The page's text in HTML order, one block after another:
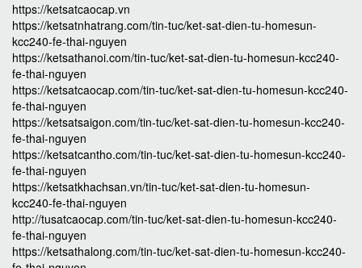
https://ketsatcaocap.vn
https://ketsatnhatrang.com/tin-tuc/ket-sat-dien-tu-homesun-
kcc240-fe-thai-nguyen
https://ketsathanoi.com/tin-tuc/ket-sat-dien-tu-homesun-kcc240-
fe-thai-nguyen
https://ketsatcaocap.com/tin-tuc/ket-sat-dien-tu-homesun-kcc240-
fe-thai-nguyen
https://ketsatsaigon.com/tin-tuc/ket-sat-dien-tu-homesun-kcc240-
fe-thai-nguyen
https://ketsatcantho.com/tin-tuc/ket-sat-dien-tu-homesun-kcc240-
fe-thai-nguyen
https://ketsatkhachsan.vn/tin-tuc/ket-sat-dien-tu-homesun-
kcc240-fe-thai-nguyen
http://tusatcaocap.com/tin-tuc/ket-sat-dien-tu-homesun-kcc240-
fe-thai-nguyen
https://ketsathalong.com/tin-tuc/ket-sat-dien-tu-homesun-kcc240-